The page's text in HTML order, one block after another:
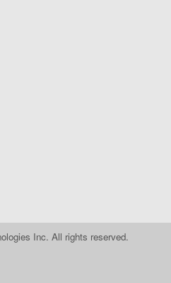
Inc. All rights reserved.